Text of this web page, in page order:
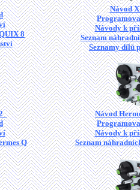
8
Návod
Návody k
Seznam
Seznamy dílů
2
Q
Návod
Návody k
Seznam